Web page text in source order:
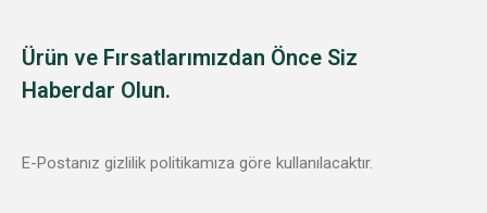
Ürün ve Fırsatlarımızdan Önce Siz
Haberdar Olun.
E-Postanız gizlilik politikamıza göre kullanılacaktır.